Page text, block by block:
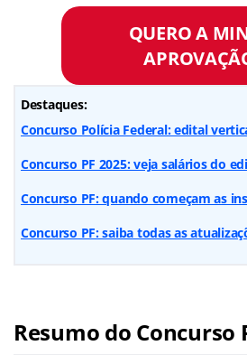
QUERO A
Destaques:
Concurso Polícia Federal: edital
Concurso PF 2025: veja salários do
Concurso PF: quando começam as
Concurso PF: saiba todas as
Resumo do Concurso